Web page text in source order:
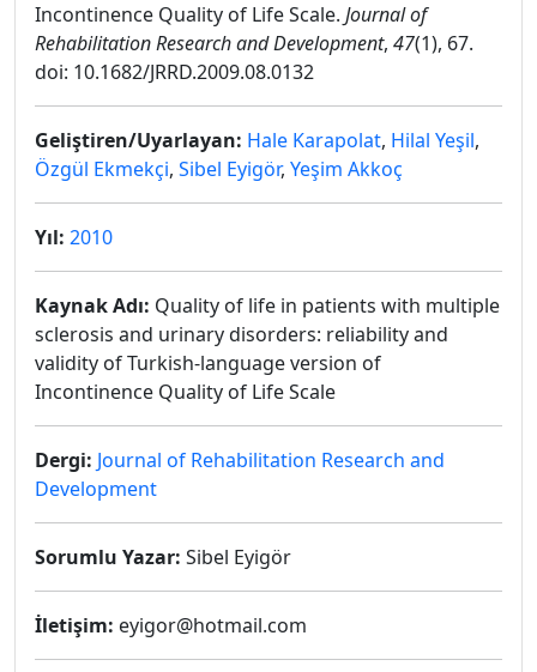
Incontinence Quality of Life Scale. Journal of
Rehabilitation Research and Development, 47(1), 67.
doi: 10.1682/JRRD.2009.08.0132
Geliştiren/Uyarlayan: Hale Karapolat, Hilal Yeşil,
Özgül Ekmekçi, Sibel Eyigör, Yeşim Akkoç
Yıl: 2010
Kaynak Adı: Quality of life in patients with multiple
sclerosis and urinary disorders: reliability and
validity of Turkish-language version of
Incontinence Quality of Life Scale
Dergi: Journal of Rehabilitation Research and
Development
Sorumlu Yazar: Sibel Eyigör
İletişim: eyigor@hotmail.com